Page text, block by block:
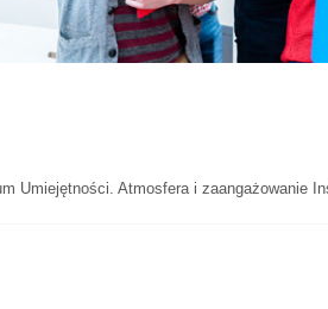
Umiejętności. Atmosfera i zaangażowanie